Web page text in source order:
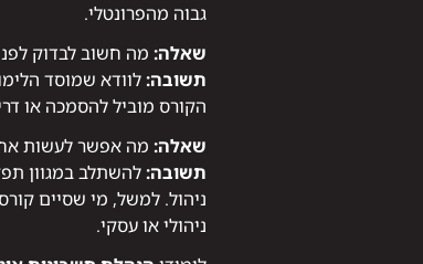
גבוה מהפרונטלי.
שאלה: מה חשוב לבדוק
תשובה:לוודא שמוסד
הקורס מוביל להסמכה או
שאלה: מה אפשר לעשות
תשובה:להשתלב במגוון
ניהול. למשל, מי שסיים
ניהולי או עסקי.